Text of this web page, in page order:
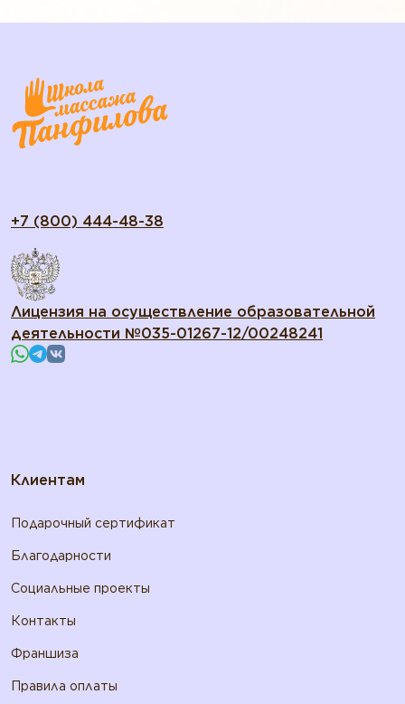
Лицензия на осуществление образовательной
деятельности №035-01267-12/00248241
Клиентам
Подарочный сертификат
Благодарности
Социальные проекты
Контакты
Франшиза
Правила оплаты
+7 (800) 444-48-38